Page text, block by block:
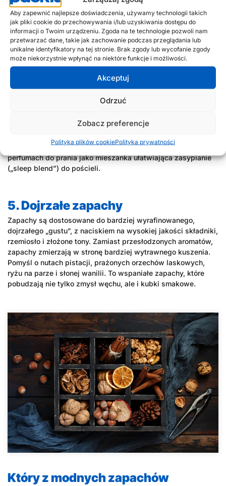
Aby zapewnić najlepsze doświadczenia, używamy technologii takich
jak pliki cookie do przechowywania i/lub uzyskiwania dostępu do
informacji o Twoim urządzeniu. Zgoda na te technologie pozwoli nam
przetwarzać dane, takie jak zachowanie podczas przeglądania lub
unikalne identyfikatory na tej stronie. Brak zgody lub wycofanie zgody
może niekorzystnie wpłynąć na niektóre funkcje i możliwości.
Akceptuj
Odrzuć
Zobacz preferencje
Polityka plików cookiePolityka prywatności
być etykietowany: liczy się uniwersalna, ludzka świeżość. Są
to zapachy naturalne – nie tylko kwiatu, ale całej rośliny – a
także zapachy neutralne, takie jak bawełna i len.
4. Zapachy funkcjonalne
Popularnością cieszą się również tak zwane „zapachy
funkcjonalne” (neuroscents). Są to kompozycje, które nie tylko
samopoczucie. Zapachy sprzyjające koncentracji (focus) to
Zapachy zapewniające relaks to między innymi lawenda,
doskonale sprawdzi się w sprayu do sypialni lub w
perfumach do prania jako mieszanka ułatwiająca zasypianie
(„sleep blend”) do pościeli.
5. Dojrzałe zapachy
Zapachy są dostosowane do bardziej wyrafinowanego,
dojrzałego „gustu”, z naciskiem na wysokiej jakości składniki,
rzemiosło i złożone tony. Zamiast przesłodzonych aromatów,
zapachy zmierzają w stronę bardziej wytrawnego kuszenia.
Pomyśl o nutach pistacji, prażonych orzechów laskowych,
ryżu na parze i słonej wanilii. To wspaniałe zapachy, które
pobudzają nie tylko zmysł węchu, ale i kubki smakowe.
Który z modnych zapachów